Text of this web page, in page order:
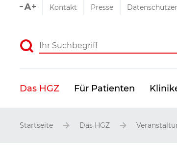
Kontakt Presse
Absenden
Das HGZ Für Patienten
Startseite Das HGZ